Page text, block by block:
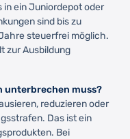
in ein Juniordepot oder
sind bis zu
steuerfrei möglich.
zur Ausbildung
unterbrechen muss?
reduzieren oder
Das ist ein
Bei